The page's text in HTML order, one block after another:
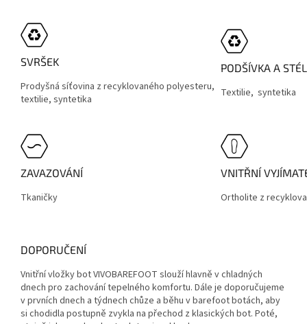
SVRŠEK
Prodyšná síťovina z recyklovaného polyesteru,
textilie, syntetika
PODŠÍVKA A
Textilie, syntetika
ZAVAZOVÁNÍ
Tkaničky
VNITŘNÍ
Ortholite z
DOPORUČENÍ
Vnitřní vložky bot VIVOBAREFOOT slouží hlavně v chladných
dnech pro zachování tepelného komfortu. Dále je doporučujeme
v prvních dnech a týdnech chůze a běhu v barefoot botách, aby
si chodidla postupně zvykla na přechod z klasických bot. Poté,